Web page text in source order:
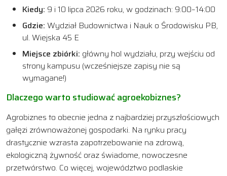
Kiedy: 9 i 10 lipca 2026 roku, w godzinach: 9:00–14:00
Gdzie: Wydział Budownictwa i Nauk o Środowisku PB,
ul. Wiejska 45 E
Miejsce zbiórki: główny hol wydziału, przy wejściu od
strony kampusu (wcześniejsze zapisy nie są
wymagane!)
Dlaczego warto studiować agroekobiznes?
Agrobiznes to obecnie jedna z najbardziej przyszłościowych
gałęzi zrównoważonej gospodarki. Na rynku pracy
drastycznie wzrasta zapotrzebowanie na zdrową,
ekologiczną żywność oraz świadome, nowoczesne
przetwórstwo. Co więcej, województwo podlaskie